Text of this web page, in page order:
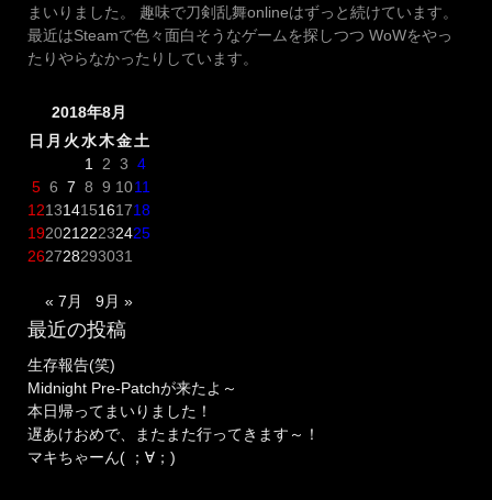
まいりました。 趣味で刀剣乱舞onlineはずっと続けています。
最近はSteamで色々面白そうなゲームを探しつつ WoWをやっ
たりやらなかったりしています。
2018年8月
日 月 火水木金土
1 2 3 4
5 6 7 8 9 1011
12131415161718
19202122232425
262728293031
« 7月 9月 »
最近の投稿
生存報告(笑)
Midnight Pre-Patchが来たよ～
本日帰ってまいりました！
遅あけおめで、またまた行ってきます～！
マキちゃーん( ；∀；)